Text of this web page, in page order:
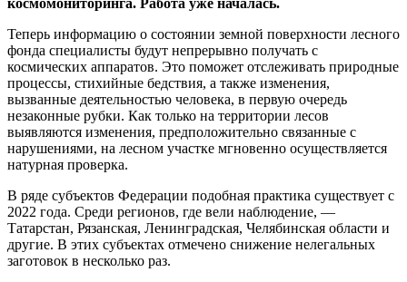
Теперь информацию о состоянии земной поверхности лесного
фонда специалисты будут непрерывно получать с
космических аппаратов. Это поможет отслеживать природные
процессы, стихийные бедствия, а также изменения,
вызванные деятельностью человека, в первую очередь
незаконные рубки. Как только на территории лесов
выявляются изменения, предположительно связанные с
нарушениями, на лесном участке мгновенно осуществляется
натурная проверка.
В ряде субъектов Федерации подобная практика существует с
2022 года. Среди регионов, где вели наблюдение, —
Татарстан, Рязанская, Ленинградская, Челябинская области и
другие. В этих субъектах отмечено снижение нелегальных
заготовок в несколько раз.